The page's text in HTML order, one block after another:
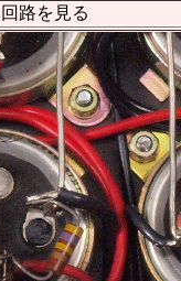
路を見る